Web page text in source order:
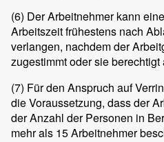
(6) Der Arbeitnehmer kann
Arbeitszeit frühestens nach
verlangen, nachdem der
zugestimmt oder sie berechtigt
(7) Für den Anspruch auf
die Voraussetzung, dass der
der Anzahl der Personen in
mehr als 15 Arbeitnehmer